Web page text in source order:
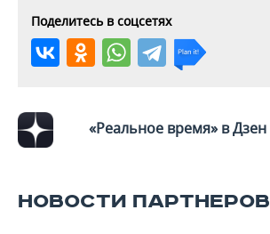
ВОЛЕЙБОЛ
КИБЕРСПОРТ
ВОДНЫЕ ВИДЫ СПОРТА
ИСТОРИЯ
КУЛЬТУРА
ОБРАЗОВАНИЕ
СПИСОК ПЕРСОН
СПИСОК КОМПАНИЙ
ПОЛНАЯ ВЕРСИЯ
Поделитесь в соцсетях
«Реальное время» в Дзен
НОВОСТИ ПАРТНЕРОВ